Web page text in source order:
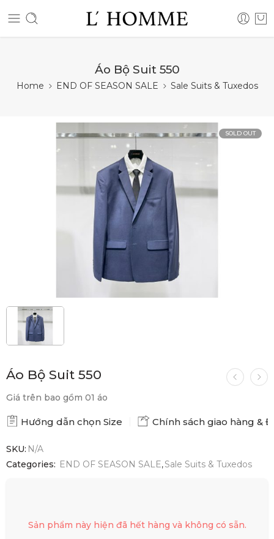
Áo Bộ Suit 550
Home END OF SEASON SALE Sale Suits & Tuxedos
SOLD OUT
Áo Bộ Suit 550
Giá trên bao gồm 01 áo
Hướng dẫn chọn Size Chính sách giao hàng &
SKU: N/A
Categories: END OF SEASON SALE,Sale Suits & Tuxedos
Sản phẩm này hiện đã hết hàng và không có sẵn.